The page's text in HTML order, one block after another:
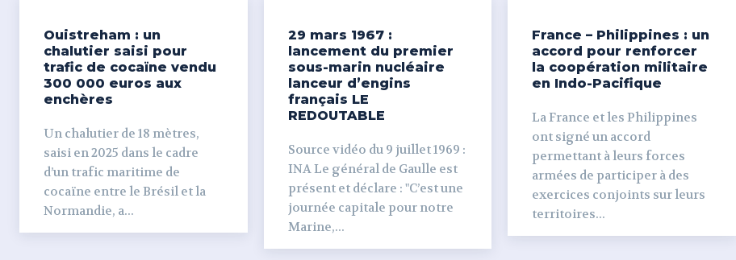
Ouistreham : un
chalutier saisi pour
trafic de cocaïne vendu
300 000 euros aux
enchères
Un chalutier de 18 mètres,
saisi en 2025 dans le cadre
d’un trafic maritime de
cocaïne entre le Brésil et la
Normandie, a...
29 mars 1967 :
lancement du premier
sous-marin nucléaire
lanceur d’engins
français LE
REDOUTABLE
Source vidéo du 9 juillet 1969 :
INA Le général de Gaulle est
présent et déclare : "C’est une
journée capitale pour notre
Marine,...
France – Philippines : un
accord pour renforcer
la coopération militaire
en Indo-Pacifique
La France et les Philippines
ont signé un accord
permettant à leurs forces
armées de participer à des
exercices conjoints sur leurs
territoires...